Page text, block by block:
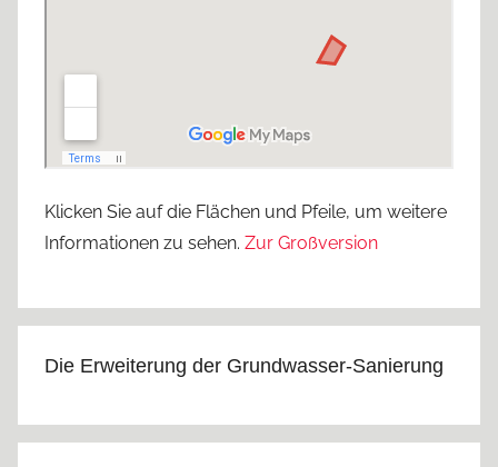
Klicken Sie auf die Flächen und Pfeile, um weitere
Informationen zu sehen. Zur Großversion
Die Erweiterung der Grundwasser-Sanierung